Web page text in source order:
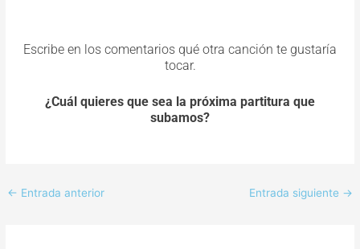
Escribe en los comentarios qué otra canción te gustaría
tocar.
¿Cuál quieres que sea la próxima partitura que
subamos?
← Entrada anterior Entrada siguiente →